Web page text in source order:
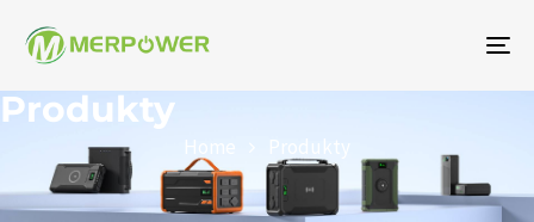
Produkty
Home Produkty